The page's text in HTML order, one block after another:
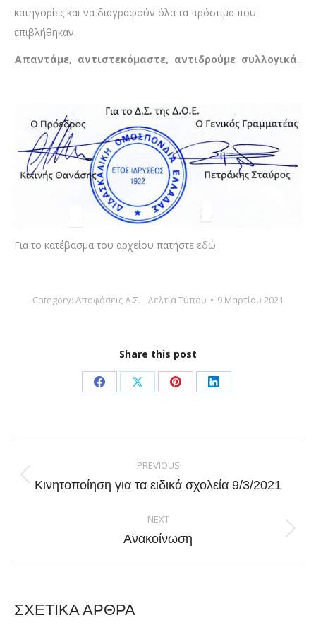
κατηγορίες και να διαγραφούν όλα τα πρόστιμα που
επιβλήθηκαν.
Απαντάμε, αντιστεκόμαστε, αντιδρούμε συλλογικά..
Για το κατέβασμα του αρχείου πατήστε εδώ
Category: Αποφάσεις Δ.Σ. - Δελτία Τύπου 9 Μαρτίου 2021
Share this post
Share
Facebook
Share
X
Share
Pinterest
Share
LinkedIn
navigation
PREVIOUS
Previous
Κινητοποίηση για τα ειδικά σχολεία 9/3/2021
NEXT
Next
Ανακοίνωση
ΣΧΕΤΙΚΑ ΑΡΘΡΑ